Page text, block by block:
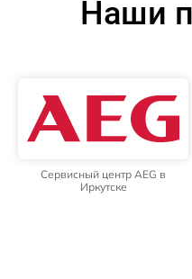
Наши
Сервисный центр AEG в
Иркутске